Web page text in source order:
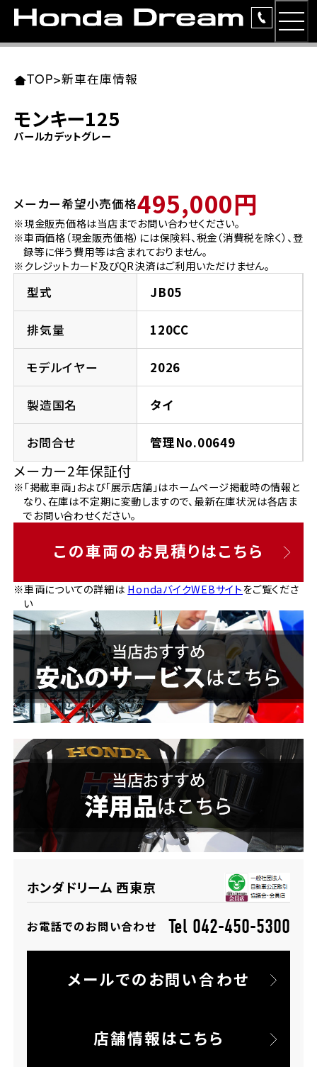
ラインアップ
レンタルバイク
洋用品
イベント
法人向けサービス
お問い合わせ
TOP>新車在庫情報
モンキー125
パールカデットグレー
メーカー希望小売価格495,000円
※現金販売価格は当店までお問い合わせください。
※車両価格（現金販売価格）には保険料、税金（消費税を除く）、登
録等に伴う費用等は含まれておりません。
※クレジットカード及びQR決済はご利用いただけません。
型式 JB05
排気量 120CC
モデルイヤー 2026
製造国名 タイ
お問合せ 管理No.00649
メーカー2年保証付
※「掲載車両」および「展示店舗」はホームページ掲載時の情報と
なり、在庫は不定期に変動しますので、最新在庫状況は各店ま
でお問い合わせください。
この車両のお見積りはこちら
※車両についての詳細は HondaバイクWEBサイトをご覧くださ
い
ホンダドリーム 西東京
お電話でのお問い合わせ Tel 042-450-5300
メールでのお問い合わせ
店舗情報はこちら
東北エリア 店舗一覧
岩手県
宮城県
ホンダドリーム 仙台泉
ホンダドリーム 宮城岩沼
福島県
ホンダドリーム 郡山
関東エリア 店舗一覧
東京都
ホンダドリーム 西東京
ホンダドリーム 練馬
ホンダドリーム 板橋
ホンダドリーム 葛飾
ホンダドリーム 大田
ホンダドリーム 立川
神奈川県
ホンダドリーム 磯子
ホンダドリーム 川崎宮前
ホンダドリーム 横浜緑
千葉県
ホンダドリーム 船橋
ホンダドリーム 松戸
ホンダドリーム 蘇我
ホンダドリーム ふかや花園
ホンダドリーム 所沢
中部エリア 店舗一覧
愛知県
ホンダドリーム 名古屋南
ホンダドリーム 小牧
ホンダドリーム 名古屋東
ホンダドリーム 一宮
ホンダドリーム 豊橋
ホンダドリーム 名古屋上小田井
岐阜県
ホンダドリーム 岐阜
近畿エリア 店舗一覧
大阪府
ホンダドリーム 箕面
ホンダドリーム 藤井寺
ホンダドリーム 東淀川
ホンダドリーム 豊中
京都府
ホンダドリーム 京都北山
兵庫県
ホンダドリーム 神戸灘
ホンダドリーム 尼崎
ホンダドリーム 姫路
ホンダドリーム 西宮甲子園
奈良県
ホンダドリーム 奈良
中国・四国エリア 店舗一覧
岡山県
広島県
ホンダドリーム 広島
ホンダドリーム 福山
徳島県
ホンダドリーム 徳島
香川県
ホンダドリーム 高松
九州エリア 店舗一覧
福岡県
ホンダドリーム 福岡東
ホンダドリーム 久留米
ホンダドリーム 福岡春日
ホンダドリーム 福岡西
熊本県